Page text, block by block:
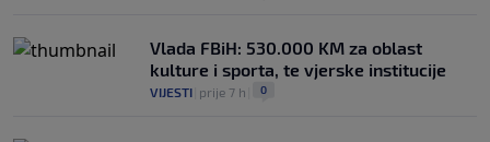
Vlada FBiH: 530.000 KM za oblast
kulture i sporta, te vjerske institucije
VIJESTI prije 7 h 0